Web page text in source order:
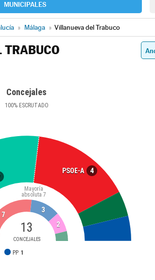
MUNICIPALES
» Málaga » Villanueva del Trabuco
TRABUCO
Concejales
100%ESCRUTADO
PSOE-A 4
13
CONCEJALES
Mayoría
absoluta 7
PP 1
7
3
2